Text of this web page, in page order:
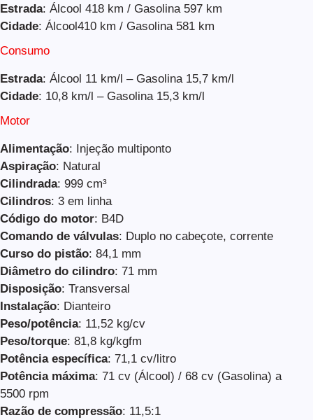
Estrada: Álcool 418 km / Gasolina 597 km
Cidade: Álcool410 km / Gasolina 581 km
Consumo
Estrada: Álcool 11 km/l – Gasolina 15,7 km/l
Cidade: 10,8 km/l – Gasolina 15,3 km/l
Motor
Alimentação: Injeção multiponto
Aspiração: Natural
Cilindrada: 999 cm³
Cilindros: 3 em linha
Código do motor: B4D
Comando de válvulas: Duplo no cabeçote, corrente
Curso do pistão: 84,1 mm
Diâmetro do cilindro: 71 mm
Disposição: Transversal
Instalação: Dianteiro
Peso/potência: 11,52 kg/cv
Peso/torque: 81,8 kg/kgfm
Potência específica: 71,1 cv/litro
Potência máxima: 71 cv (Álcool) / 68 cv (Gasolina) a
5500 rpm
Razão de compressão: 11,5:1